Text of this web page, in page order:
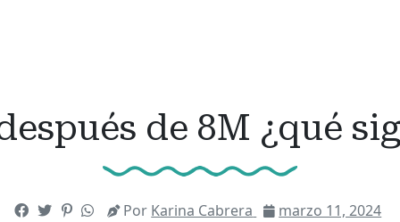
de 8M ¿qué
Por Karina Cabrera marzo 11, 2024